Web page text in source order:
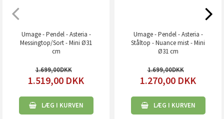
Umage - Pendel - Asteria -
Messingtop/Sort - Mini Ø31
cm
1.699,00
1.519,00 DKK
LÆG I KURVEN
Umage - Pendel - Asteria -
Ståltop - Nuance mist - Mini
Ø31 cm
1.699,00
1.270,00 DKK
LÆG I KURVEN